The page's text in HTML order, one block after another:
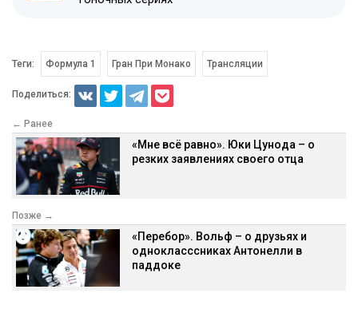
Теги: Формула 1 Гран При Монако Трансляции
Поделиться:
← Ранее
«Мне всё равно». Юки Цунода – о
резких заявлениях своего отца
Позже →
«Перебор». Вольф – о друзьях и
однокласссниках Антонелли в
паддоке